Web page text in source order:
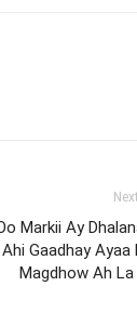
Markii Ay
Gaadhay Ayaa
Magdhow Ah La